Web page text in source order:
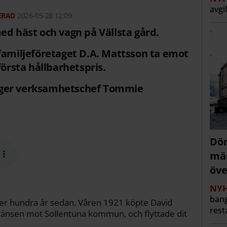
2026-05-28 12:09
häst och vagn på Vällsta gård.
D.A. Mattsson ta emot
hållbarhetspris.
verksamhetschef Tommie
hundra år sedan. Våren 1921 köpte David
mot Sollentuna kommun, och flyttade dit